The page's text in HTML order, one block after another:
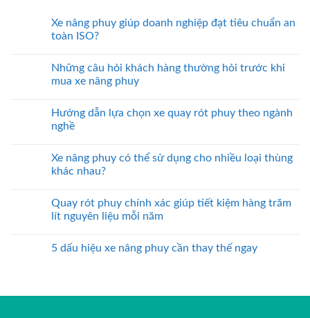
Xe nâng phuy giúp doanh nghiệp đạt tiêu chuẩn an
toàn ISO?
Những câu hỏi khách hàng thường hỏi trước khi
mua xe nâng phuy
Hướng dẫn lựa chọn xe quay rót phuy theo ngành
nghề
Xe nâng phuy có thể sử dụng cho nhiều loại thùng
khác nhau?
Quay rót phuy chính xác giúp tiết kiệm hàng trăm
lít nguyên liệu mỗi năm
5 dấu hiệu xe nâng phuy cần thay thế ngay